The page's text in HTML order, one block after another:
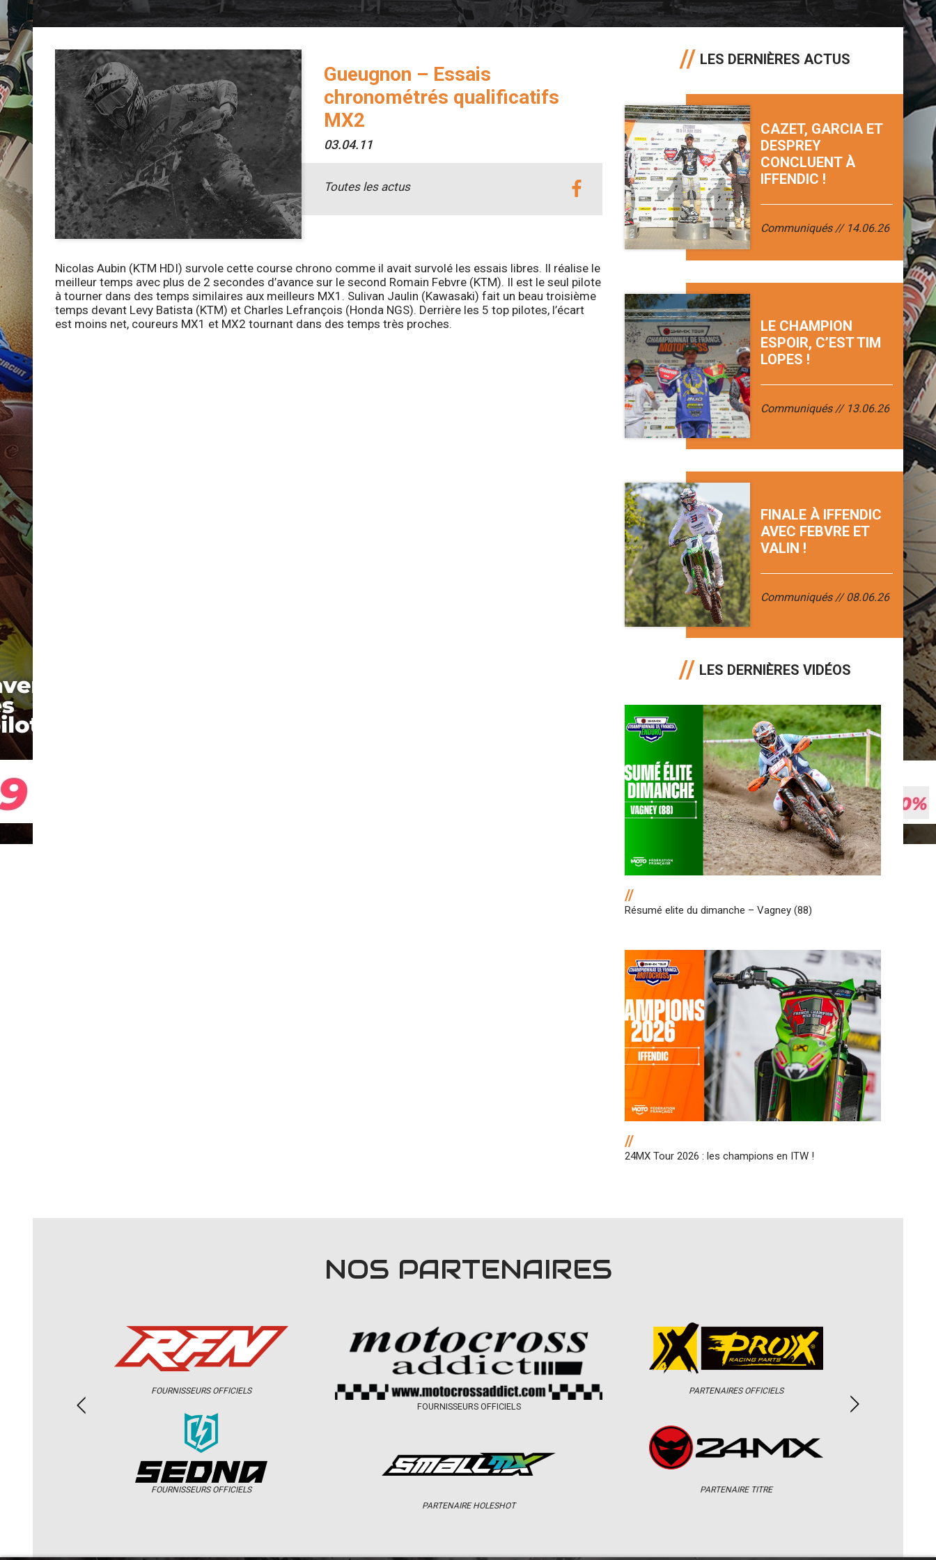
Gueugnon – Essais
chronométrés qualificatifs
MX2
03.04.11
Toutes les actus
Nicolas Aubin (KTM HDI) survole cette course chrono comme il avait survolé les essais libres. Il réalise le
meilleur temps avec plus de 2 secondes d’avance sur le second Romain Febvre (KTM). Il est le seul pilote
à tourner dans des temps similaires aux meilleurs MX1. Sulivan Jaulin (Kawasaki) fait un beau troisième
temps devant Levy Batista (KTM) et Charles Lefrançois (Honda NGS). Derrière les 5 top pilotes, l’écart
est moins net, coureurs MX1 et MX2 tournant dans des temps très proches.
LES DERNIÈRES ACTUS
CAZET, GARCIA ET
DESPREY
CONCLUENT À
IFFENDIC !
Communiqués 14.06.26
LE CHAMPION
ESPOIR, C’EST TIM
LOPES !
Communiqués 13.06.26
FINALE À IFFENDIC
AVEC FEBVRE ET
VALIN !
Communiqués 08.06.26
LES DERNIÈRES VIDÉOS
//
Résumé elite du dimanche – Vagney (88)
//
24MX Tour 2026 : les champions en ITW !
NOS PARTENAIRES
FOURNISSEURS OFFICIELS
FOURNISSEURS OFFICIELS
FOURNISSEURS OFFICIELS
PARTENAIRE HOLESHOT
PARTENAIRES OFFICIELS
PARTENAIRE TITRE